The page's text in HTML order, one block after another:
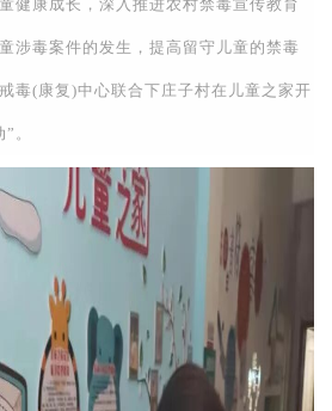
康成长，深入推进农村禁毒宣传教育
涉毒案件的发生，提高留守儿童的禁毒
毒(康复)中心联合下庄子村在儿童之家开
。